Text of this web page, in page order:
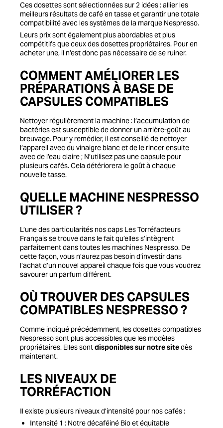
Ces dosettes sont sélectionnées sur 2 idées : allier les
meilleurs résultats de café en tasse et garantir une totale
compatibilité avec les systèmes de la marque Nespresso.
Leurs prix sont également plus abordables et plus
compétitifs que ceux des dosettes propriétaires. Pour en
acheter une, il n’est donc pas nécessaire de se ruiner.
COMMENT AMÉLIORER LES
PRÉPARATIONS À BASE DE
CAPSULES COMPATIBLES
Nettoyer régulièrement la machine : l’accumulation de
bactéries est susceptible de donner un arrière-goût au
breuvage. Pour y remédier, il est conseillé de nettoyer
l’appareil avec du vinaigre blanc et de le rincer ensuite
avec de l’eau claire ; N’utilisez pas une capsule pour
plusieurs cafés. Cela détériorera le goût à chaque
nouvelle tasse.
QUELLE MACHINE NESPRESSO
UTILISER ?
L’une des particularités nos caps Les Torréfacteurs
Français se trouve dans le fait qu’elles s’intègrent
parfaitement dans toutes les machines Nespresso. De
cette façon, vous n’aurez pas besoin d’investir dans
l’achat d’un nouvel appareil chaque fois que vous voudrez
savourer un parfum différent.
OÙ TROUVER DES CAPSULES
COMPATIBLES NESPRESSO ?
Comme indiqué précédemment, les dosettes compatibles
Nespresso sont plus accessibles que les modèles
propriétaires. Elles sontdisponibles sur notre sitedès
maintenant.
LES NIVEAUX DE
TORRÉFACTION
Il existe plusieurs niveaux d’intensité pour nos cafés :
Intensité 1 : Notre décaféiné Bio et équitable